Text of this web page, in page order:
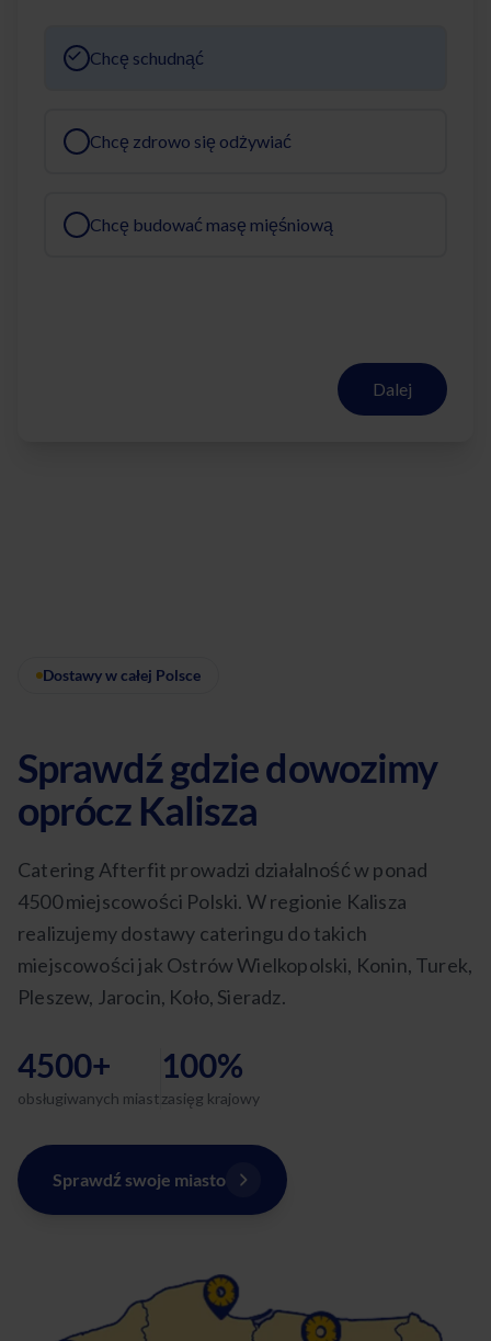
Chcę schudnąć
Chcę zdrowo się odżywiać
Chcę budować masę mięśniową
Dalej
Dostawy w całej Polsce
Sprawdź gdzie dowozimy
oprócz Kalisza
Catering Afterfit prowadzi działalność w ponad
4500 miejscowości Polski. W regionie Kalisza
realizujemy dostawy cateringu do takich
miejscowości jak Ostrów Wielkopolski, Konin, Turek,
Pleszew, Jarocin, Koło, Sieradz.
4500+
obsługiwanych miast
100%
zasięg krajowy
Sprawdź swoje miasto